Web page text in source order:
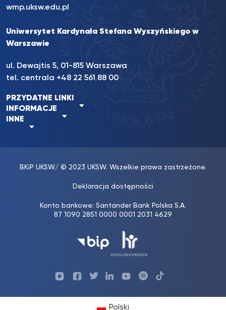
wmp.uksw.edu.pl
Uniwersytet Kardynała Stefana Wyszyńskiego w
Warszawie
ul. Dewajtis 5, 01-815 Warszawa
tel. centrala +48 22 561 88 00
PRZYDATNE LINKI
INFORMACJE
INNE
BKiP UKSW/ © 2023 UKSW. Wszelkie prawa zastrzeżone.
Deklaracja dostępności
Konto bankowe: Santander Bank Polska S.A.
87 1090 2851 0000 0001 2031 4629
Profil ProfilProfilProfil UKSWProfilUKSW
Polski